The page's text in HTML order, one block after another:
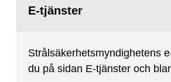
February 25, 2009, SSM made a
to the IAEA for an IRRS in
sida:E-tjänster
Strålsäkerhetsmyndighetens
du på sidan E-tjänster och